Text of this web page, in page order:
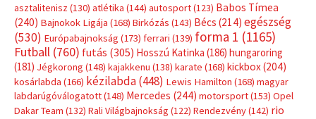
asztalitenisz (130) atlétika (144) autosport(123) Babos Tímea
(240) Bajnokok Ligája (168) Birkózás (143) Bécs (214) egészség
(530) Európabajnokság (173) ferrari (139) forma 1 (1165)
Futball (760) futás (305) Hosszú Katinka (186) hungaroring
(181) Jégkorong (148) kajakkenu (138) karate (168) kickbox(204)
kosárlabda (166) kézilabda(448) Lewis Hamilton (168) magyar
labdarúgóválogatott(148) Mercedes (244) motorsport(153) Opel
Dakar Team (132) Rali Világbajnokság (122) Rendezvény(142) rio